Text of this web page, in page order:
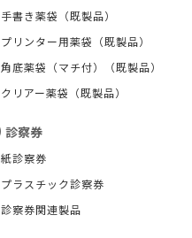
手書き薬袋（既製品）
プリンター用薬袋（既製品）
角底薬袋（マチ付）（既製品）
クリアー薬袋（既製品）
診察券
紙診察券
プラスチック診察券
診察券関連製品